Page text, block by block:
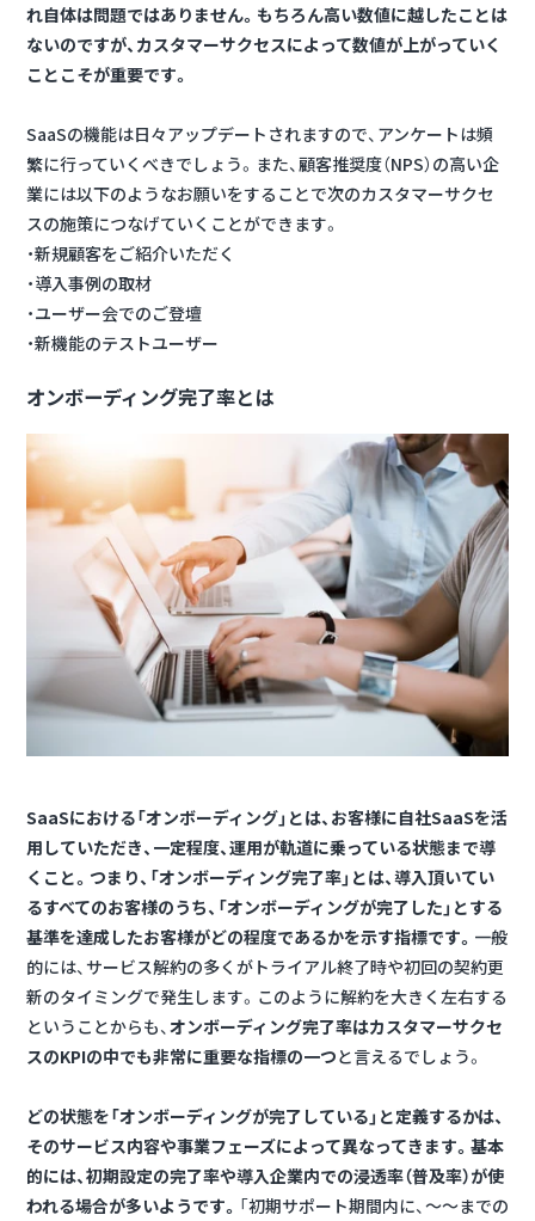
れ自体は問題ではありません。もちろん高い数値に越したことは
ないのですが、カスタマーサクセスによって数値が上がっていく
ことこそが重要です。
SaaSの機能は日々アップデートされますので、アンケートは頻
繁に行っていくべきでしょう。また、顧客推奨度（NPS）の高い企
業には以下のようなお願いをすることで次のカスタマーサクセ
スの施策につなげていくことができます。
・新規顧客をご紹介いただく
・導入事例の取材
・ユーザー会でのご登壇
・新機能のテストユーザー
オンボーディング完了率とは
SaaSにおける「オンボーディング」とは、お客様に自社SaaSを活
用していただき、一定程度、運用が軌道に乗っている状態まで導
くこと。つまり、「オンボーディング完了率」とは、導入頂いてい
るすべてのお客様のうち、「オンボーディングが完了した」とする
基準を達成したお客様がどの程度であるかを示す指標です。 一般
的には、サービス解約の多くがトライアル終了時や初回の契約更
新のタイミングで発生します。このように解約を大きく左右する
ということからも、 オンボーディング完了率はカスタマーサクセ
スのKPIの中でも非常に重要な指標の一つと言えるでしょう。
どの状態を「オンボーディングが完了している」と定義するかは、
そのサービス内容や事業フェーズによって異なってきます。基本
的には、初期設定の完了率や導入企業内での浸透率（普及率）が使
われる場合が多いようです。 「初期サポート期間内に、〜〜までの